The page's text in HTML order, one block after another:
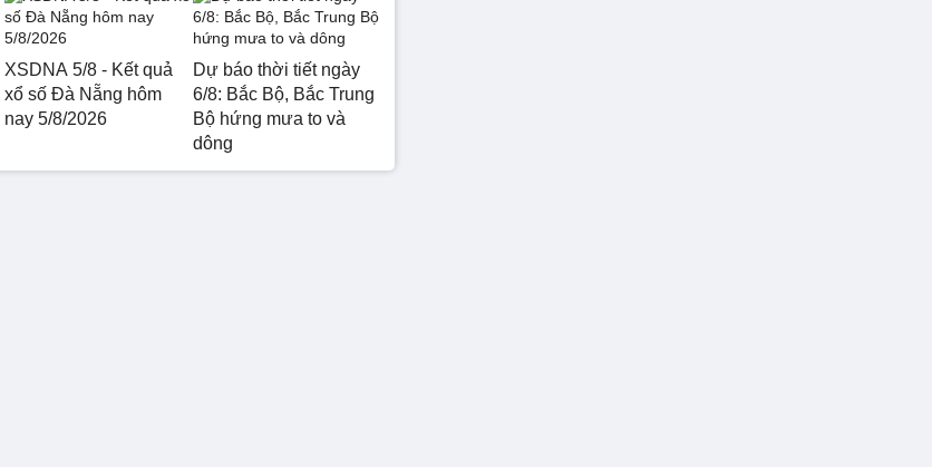
XSDNA 5/8 - Kết quả
xổ số Đà Nẵng hôm
nay 5/8/2026
Dự báo thời tiết ngày
6/8: Bắc Bộ, Bắc Trung
Bộ hứng mưa to và
dông